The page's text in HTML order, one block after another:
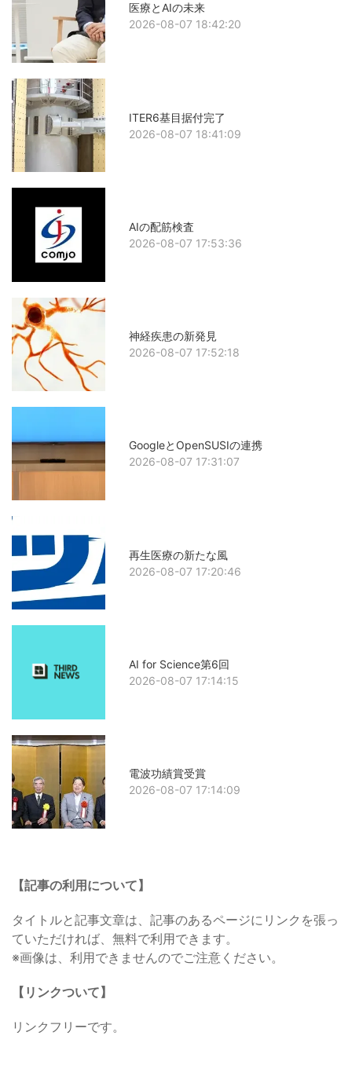
医療とAIの未来
2026-08-07 18:42:20
ITER6基目据付完了
2026-08-07 18:41:09
AIの配筋検査
2026-08-07 17:53:36
神経疾患の新発見
2026-08-07 17:52:18
GoogleとOpenSUSIの連携
2026-08-07 17:31:07
再生医療の新たな風
2026-08-07 17:20:46
AI for Science第6回
2026-08-07 17:14:15
電波功績賞受賞
2026-08-07 17:14:09
【記事の利用について】
タイトルと記事文章は、記事のあるページにリンクを張っ
ていただければ、無料で利用できます。
※画像は、利用できませんのでご注意ください。
【リンクついて】
リンクフリーです。